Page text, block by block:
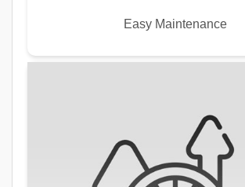
Easy Maintenance